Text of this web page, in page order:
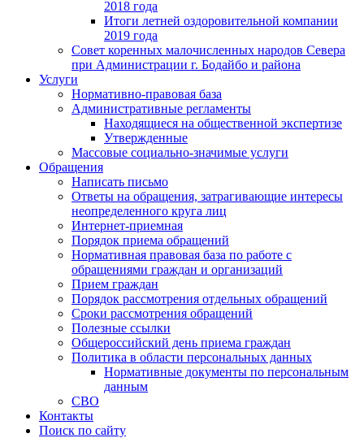
2018 года
Итоги летней оздоровительной компании
2019 года
Совет коренных малочисленных народов Севера
при Администрации г. Бодайбо и района
Услуги
Нормативно-правовая база
Административные регламенты
Находящиеся на общественной экспертизе
Утвержденные
Массовые социально-значимые услуги
Обращения
Написать письмо
Ответы на обращения, затрагивающие интересы
неопределенного круга лиц
Интернет-приемная
Порядок приема обращений
Нормативная правовая база по работе с
обращениями граждан и организаций
Прием граждан
Порядок рассмотрения отдельных обращений
Сроки рассмотрения обращений
Полезные ссылки
Общероссийский день приема граждан
Политика в области персональных данных
Нормативные документы по персональным
данным
СВО
Контакты
Поиск по сайту